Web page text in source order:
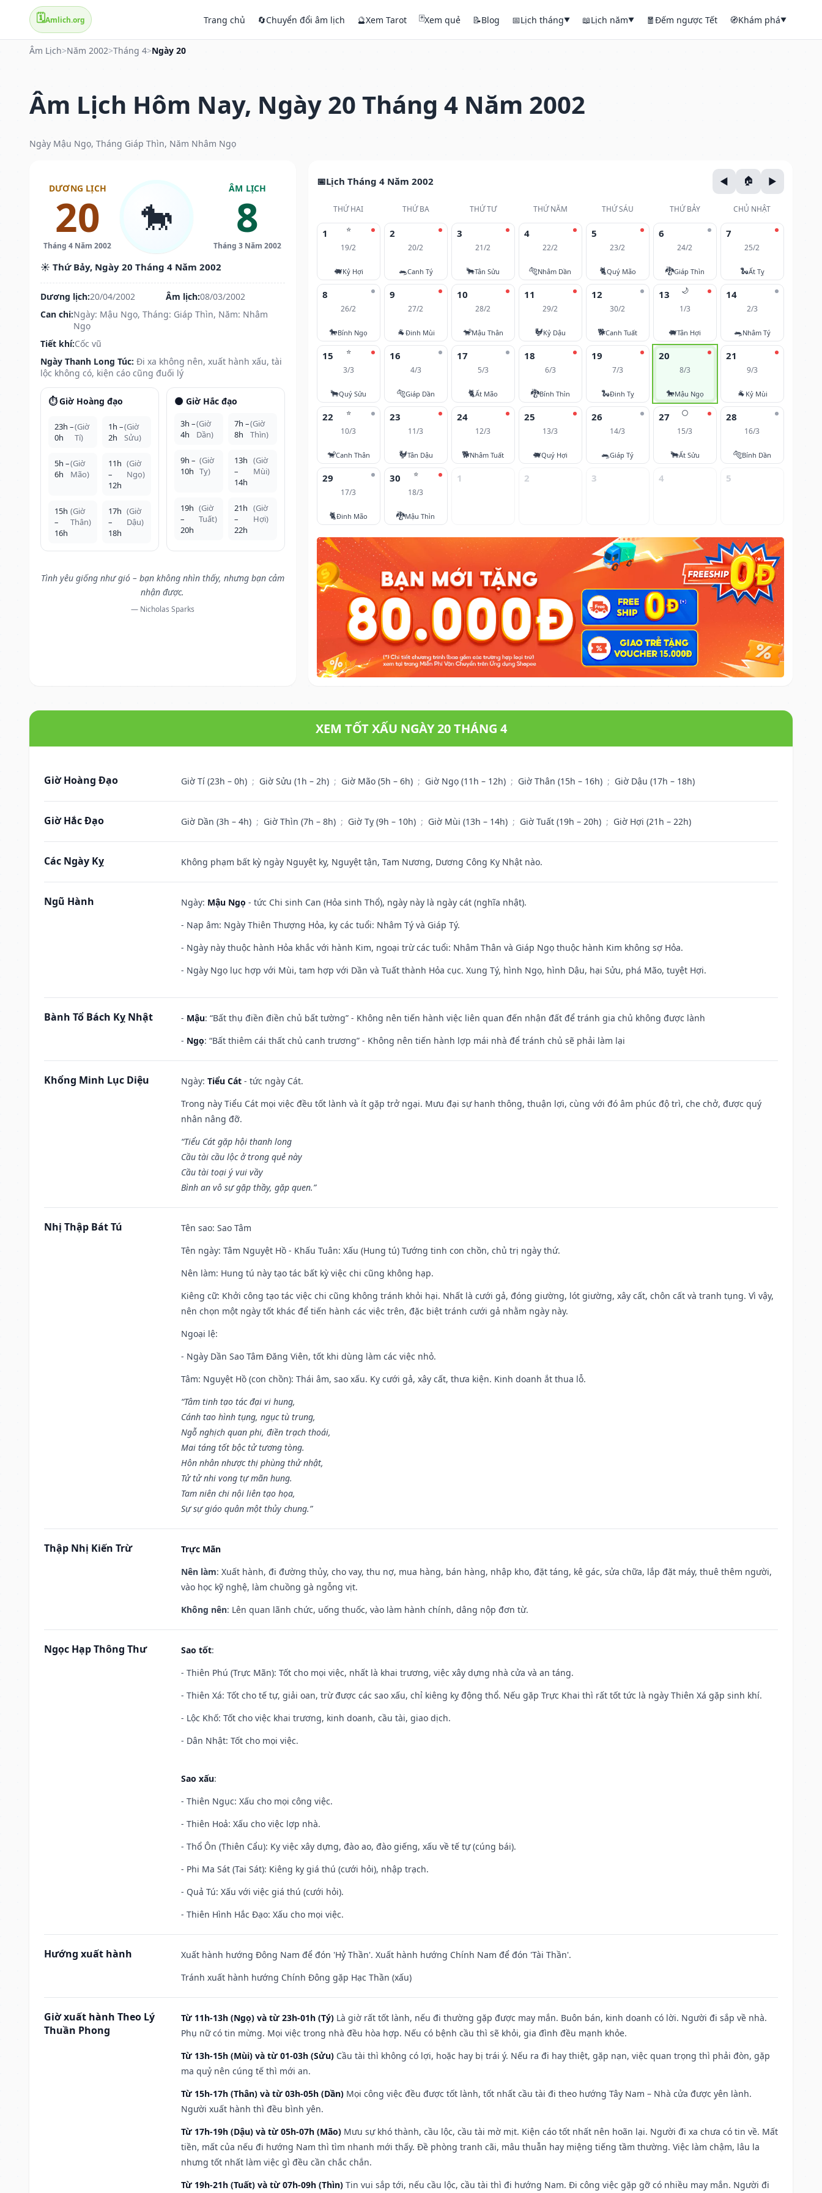
🗓️Amlich.org Trang chủ 🔄Chuyển đổi âm lịch 🔮Xem Tarot 🃏Xem quẻ 📝Blog 📅Lịch tháng▼ 📖Lịch năm▼ 🧧Đếm ngược Tết 🧭Khám phá▼
Âm Lịch>Năm 2002>Tháng 4>Ngày 20
Âm Lịch Hôm Nay, Ngày 20 Tháng 4 Năm 2002
Ngày Mậu Ngọ, Tháng Giáp Thìn, Năm Nhâm Ngọ
DƯƠNG LỊCH
20
Tháng 4 Năm 2002
🐎
ÂM LỊCH
8
Tháng 3 Năm 2002
☀️ Thứ Bảy, Ngày 20 Tháng 4 Năm 2002
Dương lịch:20/04/2002 Âm lịch:08/03/2002
Can chi:Ngày: Mậu Ngọ, Tháng: Giáp Thìn, Năm: Nhâm
Ngọ
Tiết khí:Cốc vũ
Ngày Thanh Long Túc: Đi xa không nên, xuất hành xấu, tài
lộc không có, kiện cáo cũng đuối lý
⏱️ Giờ Hoàng đạo
23h –
0h
(Giờ
Tí)
1h –
2h
(Giờ
Sửu)
5h –
6h
(Giờ
Mão)
11h
–
12h
(Giờ
Ngọ)
15h
–
16h
(Giờ
Thân)
17h
–
18h
(Giờ
Dậu)
🌑 Giờ Hắc đạo
3h –
4h
(Giờ
Dần)
7h –
8h
(Giờ
Thìn)
9h –
10h
(Giờ
Tỵ)
13h
–
14h
(Giờ
Mùi)
19h
–
20h
(Giờ
Tuất)
21h
–
22h
(Giờ
Hợi)
Tình yêu giống như gió – bạn không nhìn thấy, nhưng bạn cảm
nhận được.
— Nicholas Sparks
Lịch Tháng 4 Năm 2002
THỨ HAI THỨ BA THỨ TƯ THỨ NĂM THỨ SÁU THỨ BẢY
CHỦ NHẬT
⭐
1
19/2
🐖Kỷ Hợi
2
20/2
🐀Canh Tý
3
21/2
🐂Tân Sửu
4
22/2
🐅Nhâm Dần
5
23/2
🐈Quý Mão
6
24/2
🐉Giáp Thìn
7
25/2
🐍Ất Tỵ
8
26/2
🐎Bính Ngọ
9
27/2
🐐Đinh Mùi
10
28/2
🐒Mậu Thân
11
29/2
🐓Kỷ Dậu
12
30/2
🐕Canh Tuất
🌙
13
1/3
🐖Tân Hợi
14
2/3
🐀Nhâm Tý
⭐
15
3/3
🐂Quý Sửu
16
4/3
🐅Giáp Dần
17
5/3
🐈Ất Mão
18
6/3
🐉Bính Thìn
19
7/3
🐍Đinh Tỵ
20
8/3
🐎Mậu Ngọ
21
9/3
🐐 Kỷ Mùi
⭐
22
10/3
🐒Canh Thân
23
11/3
🐓Tân Dậu
24
12/3
🐕Nhâm Tuất
25
13/3
🐖Quý Hợi
26
14/3
🐀Giáp Tý
🌕
27
15/3
🐂Ất Sửu
28
16/3
🐅Bính Dần
29
17/3
🐈Đinh Mão
⭐
30
18/3
🐉Mậu Thìn
1 2 3 4 5
XEM TỐT XẤU NGÀY 20 THÁNG 4
Giờ Hoàng Đạo Giờ Tí (23h – 0h) ; Giờ Sửu (1h – 2h) ; Giờ Mão (5h – 6h) ; Giờ Ngọ (11h – 12h) ; Giờ Thân (15h – 16h) ; Giờ Dậu (17h – 18h)
Giờ Hắc Đạo Giờ Dần (3h – 4h) ; Giờ Thìn (7h – 8h) ; Giờ Tỵ (9h – 10h) ; Giờ Mùi (13h – 14h) ; Giờ Tuất (19h – 20h) ; Giờ Hợi (21h – 22h)
Các Ngày Kỵ Không phạm bất kỳ ngày Nguyệt kỵ, Nguyệt tận, Tam Nương, Dương Công Kỵ Nhật nào.
Ngũ Hành Ngày: Mậu Ngọ - tức Chi sinh Can (Hỏa sinh Thổ), ngày này là ngày cát (nghĩa nhật).
- Nạp âm: Ngày Thiên Thượng Hỏa, kỵ các tuổi: Nhâm Tý và Giáp Tý.
- Ngày này thuộc hành Hỏa khắc với hành Kim, ngoại trừ các tuổi: Nhâm Thân và Giáp Ngọ thuộc hành Kim không sợ Hỏa.
- Ngày Ngọ lục hợp với Mùi, tam hợp với Dần và Tuất thành Hỏa cục. Xung Tý, hình Ngọ, hình Dậu, hại Sửu, phá Mão, tuyệt Hợi.
Bành Tổ Bách Kỵ Nhật - Mậu: “Bất thụ điền điền chủ bất tường” - Không nên tiến hành việc liên quan đến nhận đất để tránh gia chủ không được lành
- Ngọ: “Bất thiêm cái thất chủ canh trương” - Không nên tiến hành lợp mái nhà để tránh chủ sẽ phải làm lại
Khổng Minh Lục Diệu Ngày: Tiểu Cát - tức ngày Cát.
Trong này Tiểu Cát mọi việc đều tốt lành và ít gặp trở ngại. Mưu đại sự hanh thông, thuận lợi, cùng với đó âm phúc độ trì, che chở, được quý
nhân nâng đỡ.
“Tiểu Cát gặp hội thanh long
Cầu tài cầu lộc ở trong quẻ này
Cầu tài toại ý vui vầy
Bình an vô sự gặp thầy, gặp quen.”
Nhị Thập Bát Tú Tên sao: Sao Tâm
Tên ngày: Tâm Nguyệt Hồ - Khấu Tuân: Xấu (Hung tú) Tướng tinh con chồn, chủ trị ngày thứ.
Nên làm: Hung tú này tạo tác bất kỳ việc chi cũng không hạp.
Kiêng cữ: Khởi công tạo tác việc chi cũng không tránh khỏi hại. Nhất là cưới gả, đóng giường, lót giường, xây cất, chôn cất và tranh tụng. Vì vậy,
nên chọn một ngày tốt khác để tiến hành các việc trên, đặc biệt tránh cưới gả nhằm ngày này.
Ngoại lệ:
- Ngày Dần Sao Tâm Đăng Viên, tốt khi dùng làm các việc nhỏ.
Tâm: Nguyệt Hồ (con chồn): Thái âm, sao xấu. Kỵ cưới gả, xây cất, thưa kiện. Kinh doanh ắt thua lỗ.
“Tâm tinh tạo tác đại vi hung,
Cánh tao hình tụng, ngục tù trung,
Ngỗ nghịch quan phi, điền trạch thoái,
Mai táng tốt bộc tử tương tòng.
Hôn nhân nhược thị phùng thử nhật,
Tử tử nhi vong tự mãn hung.
Tam niên chi nội liên tạo họa,
Sự sự giáo quân một thủy chung.”
Thập Nhị Kiến Trừ
Trực Mãn
Nên làm: Xuất hành, đi đường thủy, cho vay, thu nợ, mua hàng, bán hàng, nhập kho, đặt táng, kê gác, sửa chữa, lắp đặt máy, thuê thêm người,
vào học kỹ nghệ, làm chuồng gà ngỗng vịt.
Không nên: Lên quan lãnh chức, uống thuốc, vào làm hành chính, dâng nộp đơn từ.
Ngọc Hạp Thông Thư Sao tốt:
- Thiên Phú (Trực Mãn): Tốt cho mọi việc, nhất là khai trương, việc xây dựng nhà cửa và an táng.
- Thiên Xá: Tốt cho tế tự, giải oan, trừ được các sao xấu, chỉ kiêng kỵ động thổ. Nếu gặp Trực Khai thì rất tốt tức là ngày Thiên Xá gặp sinh khí.
- Lộc Khố: Tốt cho việc khai trương, kinh doanh, cầu tài, giao dịch.
- Dân Nhật: Tốt cho mọi việc.
Sao xấu:
- Thiên Ngục: Xấu cho mọi công việc.
- Thiên Hoả: Xấu cho việc lợp nhà.
- Thổ Ôn (Thiên Cẩu): Kỵ việc xây dựng, đào ao, đào giếng, xấu về tế tự (cúng bái).
- Phi Ma Sát (Tai Sát): Kiêng kỵ giá thú (cưới hỏi), nhập trạch.
- Quả Tú: Xấu với việc giá thú (cưới hỏi).
- Thiên Hình Hắc Đạo: Xấu cho mọi việc.
Hướng xuất hành
Xuất hành hướng Đông Nam để đón 'Hỷ Thần'. Xuất hành hướng Chính Nam để đón 'Tài Thần'.
Tránh xuất hành hướng Chính Đông gặp Hạc Thần (xấu)
Giờ xuất hành Theo Lý
Thuần Phong
Từ 11h-13h (Ngọ) và từ 23h-01h (Tý) Là giờ rất tốt lành, nếu đi thường gặp được may mắn. Buôn bán, kinh doanh có lời. Người đi sắp về nhà.
Phụ nữ có tin mừng. Mọi việc trong nhà đều hòa hợp. Nếu có bệnh cầu thì sẽ khỏi, gia đình đều mạnh khỏe.
Từ 13h-15h (Mùi) và từ 01-03h (Sửu) Cầu tài thì không có lợi, hoặc hay bị trái ý. Nếu ra đi hay thiệt, gặp nạn, việc quan trọng thì phải đòn, gặp
ma quỷ nên cúng tế thì mới an.
Từ 15h-17h (Thân) và từ 03h-05h (Dần) Mọi công việc đều được tốt lành, tốt nhất cầu tài đi theo hướng Tây Nam – Nhà cửa được yên lành.
Người xuất hành thì đều bình yên.
Từ 17h-19h (Dậu) và từ 05h-07h (Mão) Mưu sự khó thành, cầu lộc, cầu tài mờ mịt. Kiện cáo tốt nhất nên hoãn lại. Người đi xa chưa có tin về. Mất
tiền, mất của nếu đi hướng Nam thì tìm nhanh mới thấy. Đề phòng tranh cãi, mâu thuẫn hay miệng tiếng tầm thường. Việc làm chậm, lâu la
nhưng tốt nhất làm việc gì đều cần chắc chắn.
Từ 19h-21h (Tuất) và từ 07h-09h (Thìn) Tin vui sắp tới, nếu cầu lộc, cầu tài thì đi hướng Nam. Đi công việc gặp gỡ có nhiều may mắn. Người đi